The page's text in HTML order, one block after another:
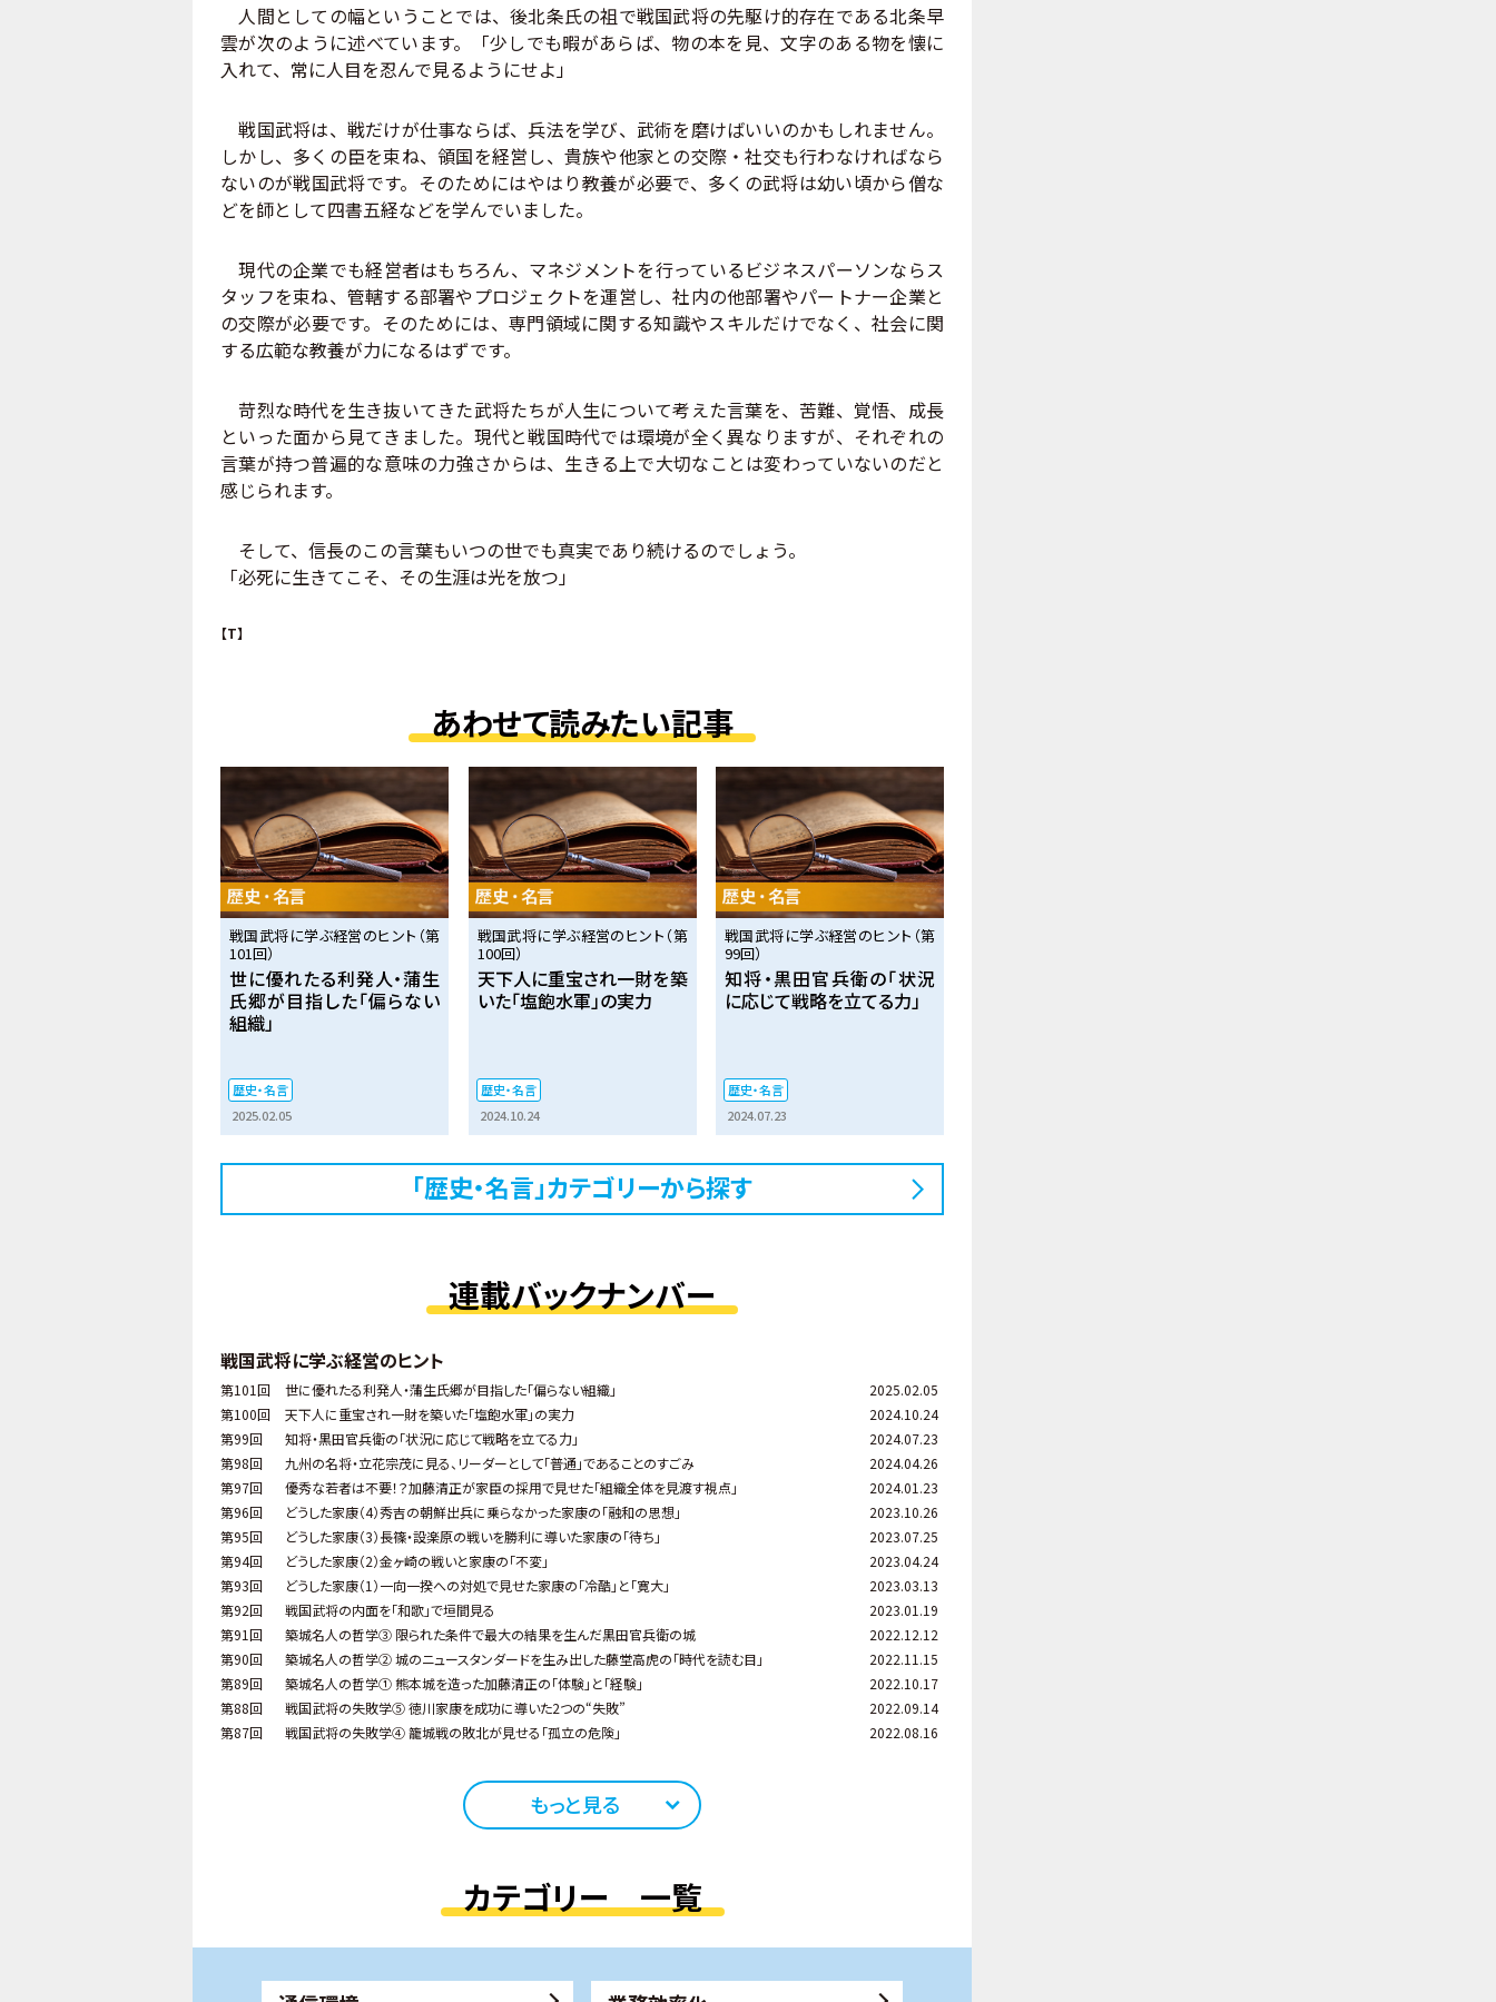
人間としての幅ということでは、後北条氏の祖で戦国武将の先駆け的存在である北条早
雲が次のように述べています。「少しでも暇があらば、物の本を見、文字のある物を懐に
入れて、常に人目を忍んで見るようにせよ」
戦国武将は、戦だけが仕事ならば、兵法を学び、武術を磨けばいいのかもしれません。
しかし、多くの臣を束ね、領国を経営し、貴族や他家との交際・社交も行わなければなら
ないのが戦国武将です。そのためにはやはり教養が必要で、多くの武将は幼い頃から僧な
どを師として四書五経などを学んでいました。
現代の企業でも経営者はもちろん、マネジメントを行っているビジネスパーソンならス
タッフを束ね、管轄する部署やプロジェクトを運営し、社内の他部署やパートナー企業と
の交際が必要です。そのためには、専門領域に関する知識やスキルだけでなく、社会に関
する広範な教養が力になるはずです。
苛烈な時代を生き抜いてきた武将たちが人生について考えた言葉を、苦難、覚悟、成長
といった面から見てきました。現代と戦国時代では環境が全く異なりますが、それぞれの
言葉が持つ普遍的な意味の力強さからは、生きる上で大切なことは変わっていないのだと
感じられます。
そして、信長のこの言葉もいつの世でも真実であり続けるのでしょう。
「必死に生きてこそ、その生涯は光を放つ」
【T】
あわせて読みたい記事
戦国武将に学ぶ経営のヒント（第
101回）
世に優れたる利発人・蒲生
氏郷が目指した「偏らない
組織」
歴史・名言
2025.02.05
戦国武将に学ぶ経営のヒント（第
100回）
天下人に重宝され一財を築
いた「塩飽水軍」の実力
歴史・名言
2024.10.24
戦国武将に学ぶ経営のヒント（第
99回）
知将・黒田官兵衛の「状況
に応じて戦略を立てる力」
歴史・名言
2024.07.23
「歴史・名言」カテゴリーから探す
連載バックナンバー
戦国武将に学ぶ経営のヒント
第101回 世に優れたる利発人・蒲生氏郷が目指した「偏らない組織」
2025.02.05
第100回
天下人に重宝され一財を築いた「塩飽水軍」の実力
2024.10.24
第99回
知将・黒田官兵衛の「状況に応じて戦略を立てる力」
2024.07.23
第98回
九州の名将・立花宗茂に見る、リーダーとして「普通」であることのすごみ
2024.04.26
第97回
優秀な若者は不要！？加藤清正が家臣の採用で見せた「組織全体を見渡す視点」
2024.01.23
第96回
どうした家康（4）秀吉の朝鮮出兵に乗らなかった家康の「融和の思想」
2023.10.26
第95回
どうした家康（3）長篠・設楽原の戦いを勝利に導いた家康の「待ち」
2023.07.25
第94回
どうした家康（2）金ヶ崎の戦いと家康の「不変」
2023.04.24
第93回
どうした家康（1）一向一揆への対処で見せた家康の「冷酷」と「寛大」
2023.03.13
第92回
戦国武将の内面を「和歌」で垣間見る
2023.01.19
第91回
築城名人の哲学③ 限られた条件で最大の結果を生んだ黒田官兵衛の城
2022.12.12
第90回
築城名人の哲学② 城のニュースタンダードを生み出した藤堂高虎の「時代を読む目」
2022.11.15
第89回
築城名人の哲学① 熊本城を造った加藤清正の「体験」と「経験」
2022.10.17
第88回
戦国武将の失敗学⑤ 徳川家康を成功に導いた2つの“失敗”
2022.09.14
第87回
戦国武将の失敗学④ 籠城戦の敗北が見せる「孤立の危険」 2022.08.16
もっと見る
カテゴリー 一覧